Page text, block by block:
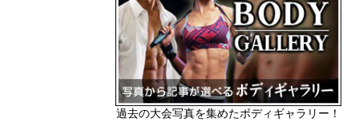
過去の大会写真を集めたボディギャラリー！